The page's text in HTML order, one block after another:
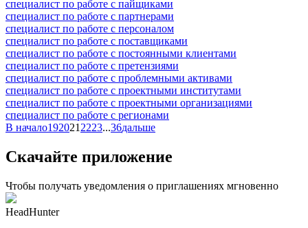
специалист по работе с пайщиками
специалист по работе с партнерами
специалист по работе с персоналом
специалист по работе с поставщиками
специалист по работе с постоянными клиентами
специалист по работе с претензиями
специалист по работе с проблемными активами
специалист по работе с проектными институтами
специалист по работе с проектными организациями
специалист по работе с регионами
В начало192021 2223...36дальше
Скачайте приложение
Чтобы получать уведомления о приглашениях мгновенно
HeadHunter